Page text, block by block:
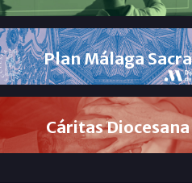
Plan Málaga Sacra
Cáritas Diocesana